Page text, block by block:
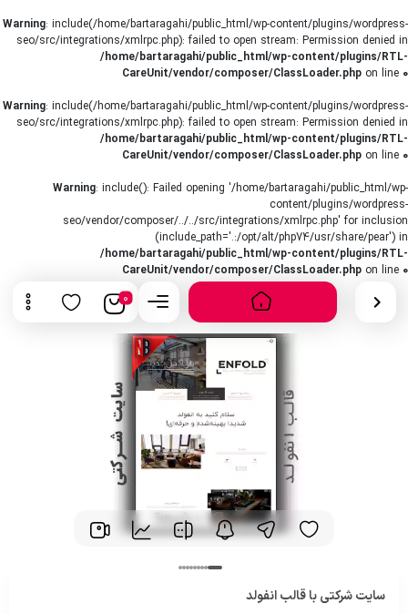
Warning: include(/home/bartaragahi/public_html/wp-content/plugins/wordpress-
seo/src/integrations/xmlrpc.php): failed to open stream: Permission denied in
/home/bartaragahi/public_html/wp-content/plugins/RTL-
CareUnit/vendor/composer/ClassLoader.php on line 0
Warning: include(/home/bartaragahi/public_html/wp-content/plugins/wordpress-
seo/src/integrations/xmlrpc.php): failed to open stream: Permission denied in
/home/bartaragahi/public_html/wp-content/plugins/RTL-
CareUnit/vendor/composer/ClassLoader.php on line 0
Warning: include(): Failed opening '/home/bartaragahi/public_html/wp-
content/plugins/wordpress-
seo/vendor/composer/../../src/integrations/xmlrpc.php' for inclusion
(include_path='.:/opt/alt/php74/usr/share/pear') in
/home/bartaragahi/public_html/wp-content/plugins/RTL-
CareUnit/vendor/composer/ClassLoader.php on line 0
0
سایت شرکتی با قالب انفولد